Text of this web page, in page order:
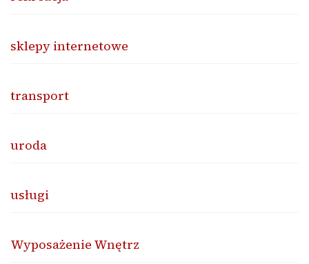
sklepy internetowe
transport
uroda
usługi
Wyposażenie Wnętrz